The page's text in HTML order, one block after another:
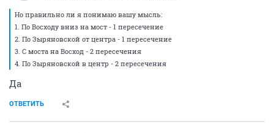
Но правильно ли я понимаю вашу мысль:
1. По Восходу вниз на мост - 1 пересечение
2. По Зыряновской от центра - 1 пересечение
3. С моста на Восход - 2 пересечения
4. По Зыряновской в центр - 2 пересечения
Да
ОТВЕТИТЬ